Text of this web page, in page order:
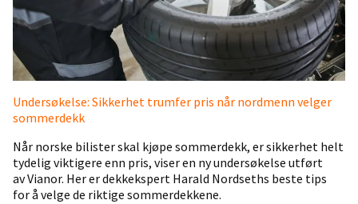
Undersøkelse: Sikkerhet trumfer pris når nordmenn velger
sommerdekk
Når norske bilister skal kjøpe sommerdekk, er sikkerhet helt
tydelig viktigere enn pris, viser en ny undersøkelse utført
av Vianor. Her er dekkekspert Harald Nordseths beste tips
for å velge de riktige sommerdekkene.